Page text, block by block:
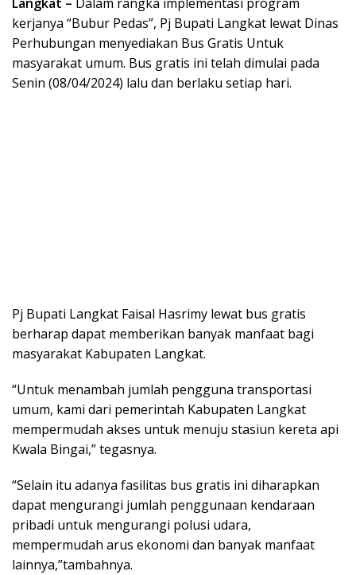
kerjanya “Bubur Pedas”, Pj Bupati Langkat lewat Dinas
Perhubungan menyediakan Bus Gratis Untuk
masyarakat umum. Bus gratis ini telah dimulai pada
Senin (08/04/2024) lalu dan berlaku setiap hari.
Pj Bupati Langkat Faisal Hasrimy lewat bus gratis
berharap dapat memberikan banyak manfaat bagi
masyarakat Kabupaten Langkat.
“Untuk menambah jumlah pengguna transportasi
umum, kami dari pemerintah Kabupaten Langkat
mempermudah akses untuk menuju stasiun kereta api
Kwala Bingai,” tegasnya.
“Selain itu adanya fasilitas bus gratis ini diharapkan
dapat mengurangi jumlah penggunaan kendaraan
pribadi untuk mengurangi polusi udara,
mempermudah arus ekonomi dan banyak manfaat
lainnya,”tambahnya.